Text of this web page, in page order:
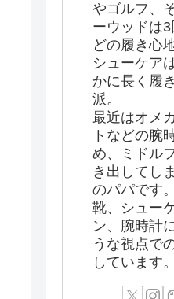
やゴルフ、
ーウッドは
どの履き心
シューケア
かに長く履
派。
最近はオメ
トなどの腕
め、ミドル
き出してし
のパパです。
靴、シュー
ン、腕時計
うな視点で
しています。